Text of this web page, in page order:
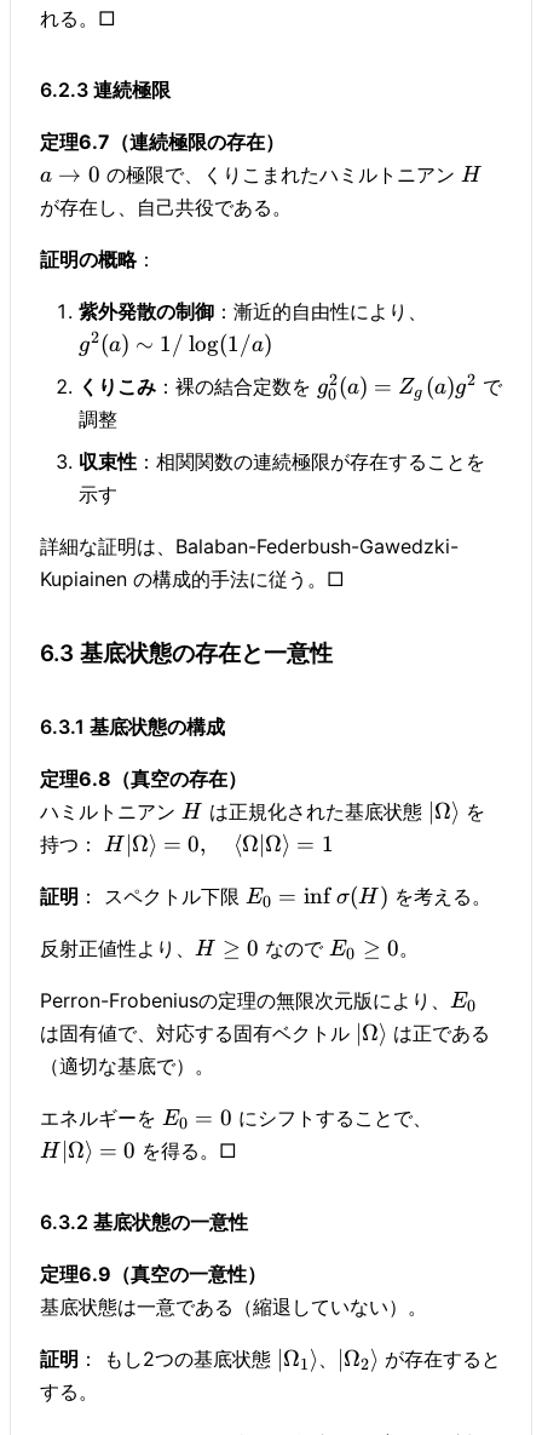
れる。□
6.2.3 連続極限
定理6.7（連続極限の存在）
a → 0 の極限で、くりこまれたハミルトニアン H
が存在し、自己共役である。
証明の概略：
紫外発散の制御 ：漸近的自由性により、
g2(a) ∼ 1/ log(1/a)
くりこみ ：裸の結合定数を g0
2(a) = Zg (a)g2 で
調整
収束性 ：相関関数の連続極限が存在することを
示す
詳細な証明は、Balaban-Federbush-Gawedzki-
Kupiainen の構成的手法に従う。□
6.3 基底状態の存在と一意性
6.3.1 基底状態の構成
定理6.8（真空の存在）
ハミルトニアン H は正規化された基底状態 ∣Ω⟩ を
持つ： H ∣Ω⟩ = 0, ⟨Ω∣Ω⟩ = 1
証明 ： スペクトル下限 E0 = inf σ(H ) を考える。
反射正値性より、 H ≥ 0 なのでE0 ≥ 0。
Perron-Frobeniusの定理の無限次元版により、 E0
は固有値で、対応する固有ベクトル ∣Ω⟩ は正である
（適切な基底で）。
エネルギーを E0 = 0 にシフトすることで、
H ∣Ω⟩ = 0 を得る。□
6.3.2 基底状態の一意性
定理6.9（真空の一意性）
基底状態は一意である（縮退していない）。
証明 ： もし2つの基底状態 Ω1⟩、 Ω2⟩ が存在すると
する。